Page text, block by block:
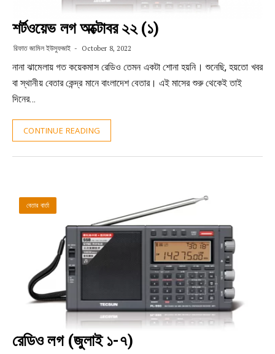
শর্টওয়েভ লগ অক্টোবর ২২ (১)
রিফাত জামিল ইউসুফজাই October 8, 2022
নানা ঝামেলায় গত কয়েকমাস রেডিও তেমন একটা শোনা হয়নি। শুনেছি, হয়তো খবর
বা স্থানীয় বেতার কেন্দ্র মানে বাংলাদেশ বেতার। এই মাসের শুরু থেকেই তাই
দিনের…
CONTINUE READING
বেতার বার্তা
রেডিও লগ (জুলাই ১-৭)